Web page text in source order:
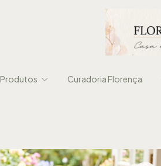
Produtos Curadoria Florença